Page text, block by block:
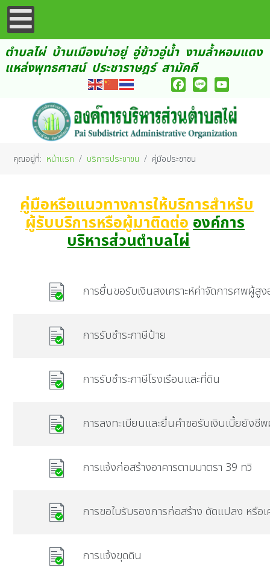
ตำบลไผ่ บ้านเมืองน่าอยู่ อู่ข้าวอู่น้ำ งามล้ำหอมแดง
แหล่งพุทธศาสน์ ประชาราษฎร์ สามัคคี
คุณอยู่ที่: หน้าแรก บริการประชาชน คู่มือประชาชน
คู่มือหรือแนวทางการให้บริการสำหรับ
ผู้รับบริการหรือผู้มาติดต่อองค์การ
บริหารส่วนตำบลไผ่
การยื่นขอรับเงินสงเคราะห์ค่าจัดการศพผู้สู
การรับชำระภาษีป้าย
การรับชำระภาษีโรงเรือนและที่ดิน
การลงทะเบียนและยื่นคำขอรับเงินเบี้ยยังชี
การแจ้งก่อสร้างอาคารตามมาตรา 39 ทวิ
การขอใบรับรองการก่อสร้าง ดัดแปลง หรือ
การแจ้งขุดดิน